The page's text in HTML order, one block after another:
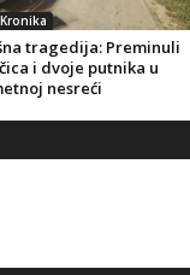
tragedija: Preminuli
i dvoje putnika u
nesreći